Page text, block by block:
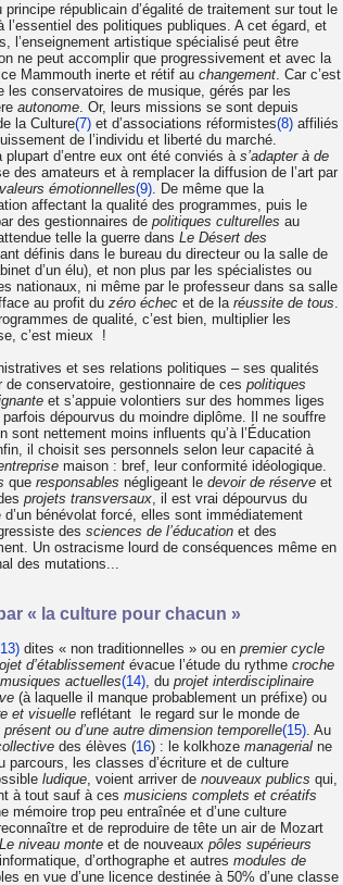
républicain d’égalité de traitement sur tout le
des politiques publiques. A cet égard, et
l’enseignement artistique spécialisé peut être
ne peut accomplir que progressivement et avec la
Mammouth inerte et rétif au changement. Car c’est
les conservatoires de musique, gérés par les
autonome. Or, leurs missions se sont depuis
la Culture(7) et d’associations réformistes(8) affiliés
de l’individu et liberté du marché.
d’entre eux ont été conviés à s’adapter à de
des amateurs et à remplacer la diffusion de l’art par
valeurs émotionnelles(9). De même que la
affectant la qualité des programmes, puis le
des gestionnaires de politiques culturelles au
telle la guerre dans Le Désert des
définis dans le bureau du directeur ou la salle de
d’un élu), et non plus par les spécialistes ou
nationaux, ni même par le professeur dans sa salle
au profit du zéro échec et de la réussite de tous.
de qualité, c’est bien, multiplier les
c’est mieux !
et ses relations politiques – ses qualités
conservatoire, gestionnaire de ces politiques
et s’appuie volontiers sur des hommes liges
parfois dépourvus du moindre diplôme. Il ne souffre
sont nettement moins influents qu’à l’Éducation
il choisit ses personnels selon leur capacité à
maison : bref, leur conformité idéologique.
que responsables négligeant le devoir de réserve et
projets transversaux, il est vrai dépourvus du
bénévolat forcé, elles sont immédiatement
des sciences de l’éducation et des
Un ostracisme lourd de conséquences même en
des mutations...
« la culture pour chacun »
dites « non traditionnelles » ou en premier cycle
d’établissement évacue l’étude du rythme croche
musiques actuelles(14), du projet interdisciplinaire
(à laquelle il manque probablement un préfixe) ou
et visuelle reflétant le regard sur le monde de
ou d’une autre dimension temporelle(15). Au
des élèves (16) : le kolkhoze managerial ne
les classes d’écriture et de culture
ludique, voient arriver de nouveaux publics qui,
à tout sauf à ces musiciens complets et créatifs
mémoire trop peu entraînée et d’une culture
et de reproduire de tête un air de Mozart
Le niveau monte et de nouveaux pôles supérieurs
d’orthographe et autres modules de
en vue d’une licence destinée à 50% d’une classe